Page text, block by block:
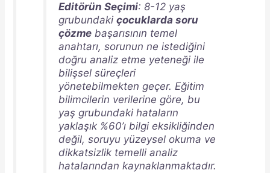
Editörün Seçimi: 8-12 yaş
grubundaki çocuklarda soru
çözmebaşarısının temel
anahtarı, sorunun ne istediğini
doğru analiz etme yeteneği ile
bilişsel süreçleri
yönetebilmekten geçer. Eğitim
bilimcilerin verilerine göre, bu
yaş grubundaki hataların
yaklaşık %60’ı bilgi eksikliğinden
değil, soruyu yüzeysel okuma ve
dikkatsizlik temelli analiz
hatalarından kaynaklanmaktadır.